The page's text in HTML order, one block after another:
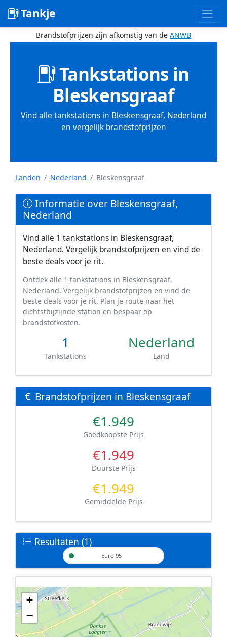
Tankje
Brandstofprijzen zijn afkomstig van de ANWB
Tankstations in
Bleskensgraaf
Vind alle tankstations in Bleskensgraaf, Nederland
en vergelijk brandstofprijzen
Landen Nederland Bleskensgraaf
Informatie over Bleskensgraaf,
Nederland
Vind alle 1 tankstations in Bleskensgraaf,
Nederland. Vergelijk brandstofprijzen en vind de
beste deals voor je rit.
Ontdek alle 1 tankstations in Bleskensgraaf,
Nederland. Vergelijk brandstofprijzen en vind de
beste deals voor je rit. Plan je route naar het
dichtstbijzijnde station en bespaar op
brandstofkosten.
1
Tankstations
Nederland
Land
Brandstofprijzen in Bleskensgraaf
€1.949
Goedkoopste Prijs
€1.949
Duurste Prijs
€1.949
Gemiddelde Prijs
Resultaten (1)
Euro 95
Geen tankstations met locatiegegevens gevonden.
De kaart kan niet worden weergegeven zonder GPS coördinaten.
+
−